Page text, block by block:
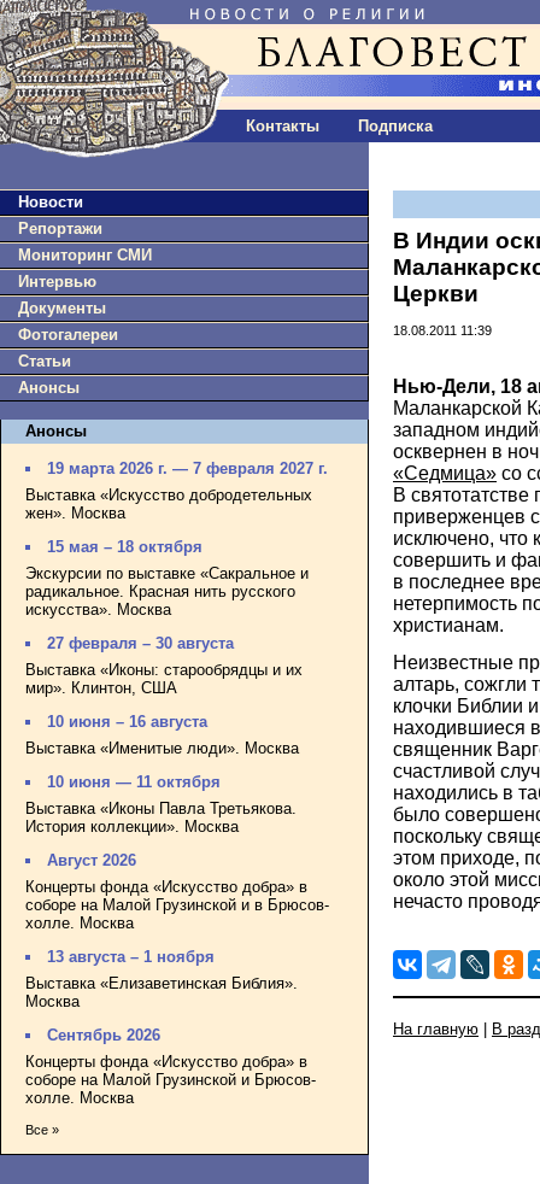
Контакты Подписка
Новости
Репортажи
Мониторинг СМИ
Интервью
Документы
Фотогалереи
Статьи
Анонсы
Анонсы
19 марта 2026 г. — 7 февраля 2027 г.
Выставка «Искусство добродетельных
жен». Москва
15 мая – 18 октября
Экскурсии по выставке «Сакральное и
радикальное. Красная нить русского
искусства». Москва
27 февраля – 30 августа
Выставка «Иконы: старообрядцы и их
мир». Клинтон, США
10 июня – 16 августа
Выставка «Именитые люди». Москва
10 июня — 11 октября
Выставка «Иконы Павла Третьякова.
История коллекции». Москва
Август 2026
Концерты фонда «Искусство добра» в
соборе на Малой Грузинской и в Брюсов-
холле. Москва
13 августа – 1 ноября
Выставка «Елизаветинская Библия».
Москва
Сентябрь 2026
Концерты фонда «Искусство добра» в
соборе на Малой Грузинской и Брюсов-
холле. Москва
Все »
В Индии
Церкви
18.08.2011 11:39
Нью-Дели, 18
Маланкарской
западном
осквернен в
«Седмица» со
В
приверженцев
исключено, что
совершить и
в последнее
нетерпимость
христианам.
Неизвестные
алтарь, сожгли
клочки Библии
находившиеся
священник
счастливой
находились в
было
поскольку
этом приходе,
около этой
нечасто
На главную | В